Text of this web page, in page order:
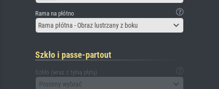
Rama na płótno
Rama płótna - Obraz lustrzany z boku
Szkło i passe-partout
Szkło (wraz z tylną płytą)
Prosimy wybrać